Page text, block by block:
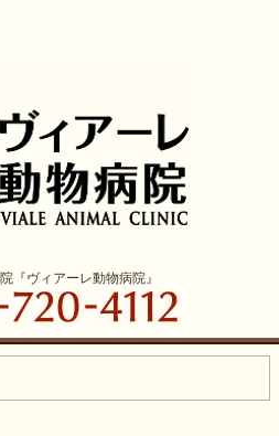
『ヴィアーレ動物病院』